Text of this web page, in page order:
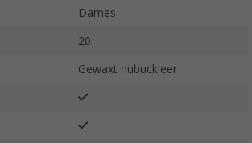
Dames
20
Gewaxt nubuckleer